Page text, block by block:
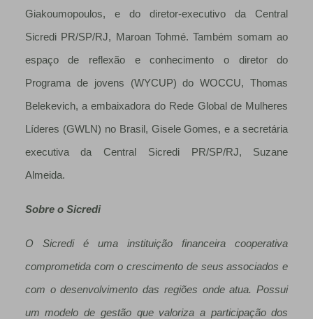
Giakoumopoulos, e do diretor-executivo da Central
Sicredi PR/SP/RJ, Maroan Tohmé. Também somam ao
espaço de reflexão e conhecimento o diretor do
Programa de jovens (WYCUP) do WOCCU, Thomas
Belekevich, a embaixadora do Rede Global de Mulheres
Líderes (GWLN) no Brasil, Gisele Gomes, e a secretária
executiva da Central Sicredi PR/SP/RJ, Suzane
Almeida.
Sobre o Sicredi
O Sicredi é uma instituição financeira cooperativa
comprometida com o crescimento de seus associados e
com o desenvolvimento das regiões onde atua. Possui
um modelo de gestão que valoriza a participação dos